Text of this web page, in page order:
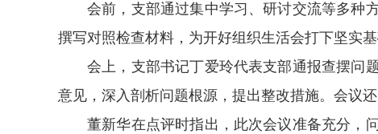
会前，支部通过集中学习、研讨交流等多种
撰写对照检查材料，为开好组织生活会打下坚实基
会上，支部书记丁爱玲代表支部通报查摆问
意见，深入剖析问题根源，提出整改措施。会议
董新华在点评时指出，此次会议准备充分，